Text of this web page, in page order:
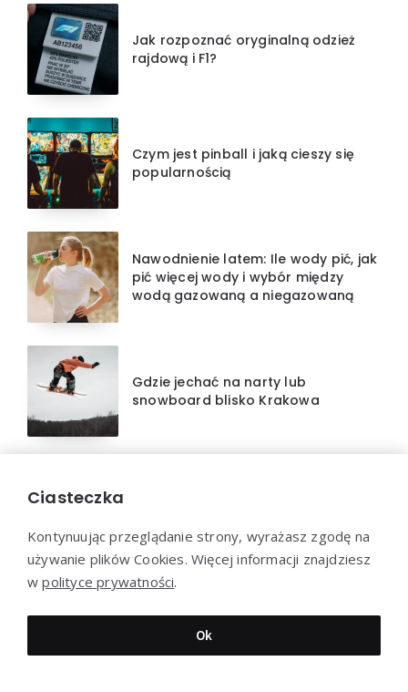
Jak rozpoznać oryginalną odzież
rajdową i F1?
Czym jest pinball i jaką cieszy się
popularnością
Nawodnienie latem: Ile wody pić, jak
pić więcej wody i wybór między
wodą gazowaną a niegazowaną
Gdzie jechać na narty lub
snowboard blisko Krakowa
PORTAL CZAS-WOLNY
Nasz portal to miejsce, gdzie znajdziesz inspiracje i
ciekawe propozycje na spędzenie wolnego czasu.
Znajdziesz u nas informacje o najnowszych filmach,
Ciasteczka
Kontynuując przeglądanie strony, wyrażasz zgodę na
używanie plików Cookies. Więcej informacji znajdziesz
wpolityce prywatności.
Ok